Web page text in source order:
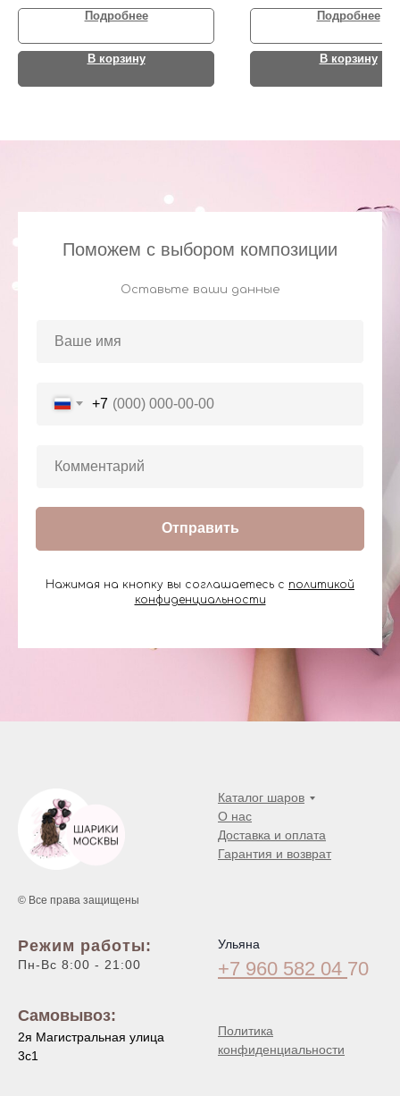
Подробнее
В корзину
Подробнее
В корзину
Поможем с выбором композиции
Оставьте ваши данные
+7
Отправить
Нажимая на кнопку вы соглашаетесь с политикой
конфиденциальности
© Все права защищены
Каталог шаров
О нас
Доставка и оплата
Гарантия и возврат
Режим работы:
Пн-Вс 8:00 - 21:00
Самовывоз:
2я Магистральная улица
3с1
Ульяна
+7 960 582 04 70
Политика
конфиденциальности